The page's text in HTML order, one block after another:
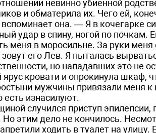
невинно убиенной
и обматерила их. Чего ей,
она. — Я в кочегарке
удар в спину, ногой по почкам.
меня в моросильне. За руки
его Лев. Я пыталась
но нападавших это не
ярус кровати и опрокинула
мужчины привязали меня к
есть изнасилуют.
случился приступ
этим дело не кончилось.
ходить в туалет на